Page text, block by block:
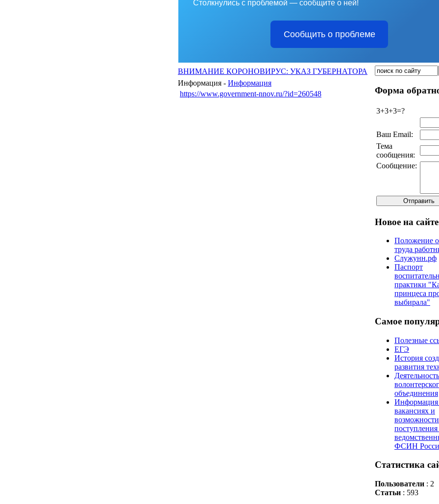
Столкнулись с проблемой — сообщите о ней!
Сообщить о проблеме
ВНИМАНИЕ КОРОНОВИРУС: УКАЗ ГУБЕРНАТОРА
Информация - Информация
https://www.government-nnov.ru/?id=260548
Форма
3+3+3=?
Ваш Email:
Тема
сообщения:
Сообщение:
Новое на сайте
Положение
труда
Служунн.рф
Паспорт
практики
принцеса
выбирала"
Самое
Полезные
ЕГЭ
История
развития
Деятельность
объединения
Информация
вакансиях и
возможности
поступления
ФСИН
Статистика
Пользователи : 2
Статьи : 593